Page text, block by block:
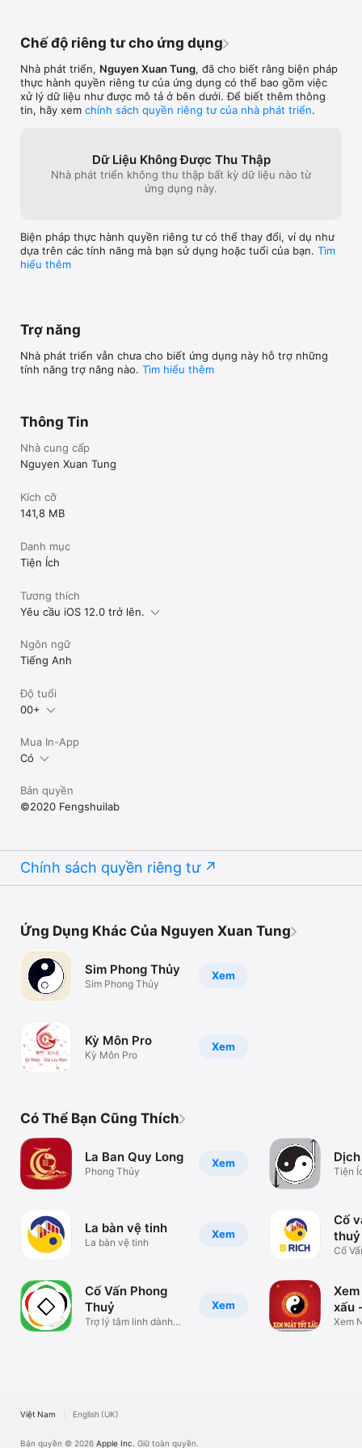
	•	Tử bạch quyết
	•	Ngũ quỷ vận tài
	•	Long môn bát cục
	•	Thuỷ pháp tiên hậu thiên (đang phát triển)
	•	Bát trạch nạp giáp (đang phát triển)
	•	La bàn:
	•	La bàn đo
	•	La bàn tam nguyên
	•	La bàn tam hợp
	•	Lập cực la bàn:
	•	Lập cực ảnh
	•	Lập cực vệ tinh (đang phát triển)
cầu của người dùng, chúng tôi luôn muốn hướng đến là phần
phục vụ các Master và người học cũng như thực hành phong
thủy trong dài hạn
mềm được hoàn thiện hơn
Trân trọng.
Chế độ riêng tư cho ứng dụng
Nhà phát triển, Nguyen Xuan Tung, đã cho biết rằng biện pháp
thực hành quyền riêng tư của ứng dụng có thể bao gồm việc
xử lý dữ liệu như được mô tả ở bên dưới. Để biết thêm thông
tin, hãy xem chính sách quyền riêng tư của nhà phát triển.
Dữ Liệu Không Được Thu Thập
Nhà phát triển không thu thập bất kỳ dữ liệu nào từ
ứng dụng này.
Biện pháp thực hành quyền riêng tư có thể thay đổi, ví dụ như
dựa trên các tính năng mà bạn sử dụng hoặc tuổi của bạn. Tìm
hiểu thêm
Trợ năng
Nhà phát triển vẫn chưa cho biết ứng dụng này hỗ trợ những
tính năng trợ năng nào. Tìm hiểu thêm
Thông Tin
Nhà cung cấp
Nguyen Xuan Tung
Kích cỡ
141,8 MB
Danh mục
Tiện Ích
Tương thích
Yêu cầu iOS 12.0 trở lên.
Ngôn ngữ
Tiếng Anh
Độ tuổi
00+
Mua In-App
Có
Bản quyền
©2020 Fengshuilab
Chính sách quyền riêng tư
Ứng Dụng Khác Của Nguyen Xuan Tung
Xem
Sim Phong Thủy
Sim Phong Thủy
Xem
Kỳ Môn Pro
Kỳ Môn Pro
Có Thể Bạn Cũng Thích
Xem
La Ban Quy Long
Phong Thủy
Xem
La bàn vệ tinh
La bàn vệ tinh
Xem
Cố Vấn Phong
Thuỷ
Trợ lý tâm linh dành
Tiện
Cố
thuỷ
Cố
xấu
Xem
Việt Nam English (UK)
Bản quyền © 2026 Apple Inc. Giữ toàn quyền.